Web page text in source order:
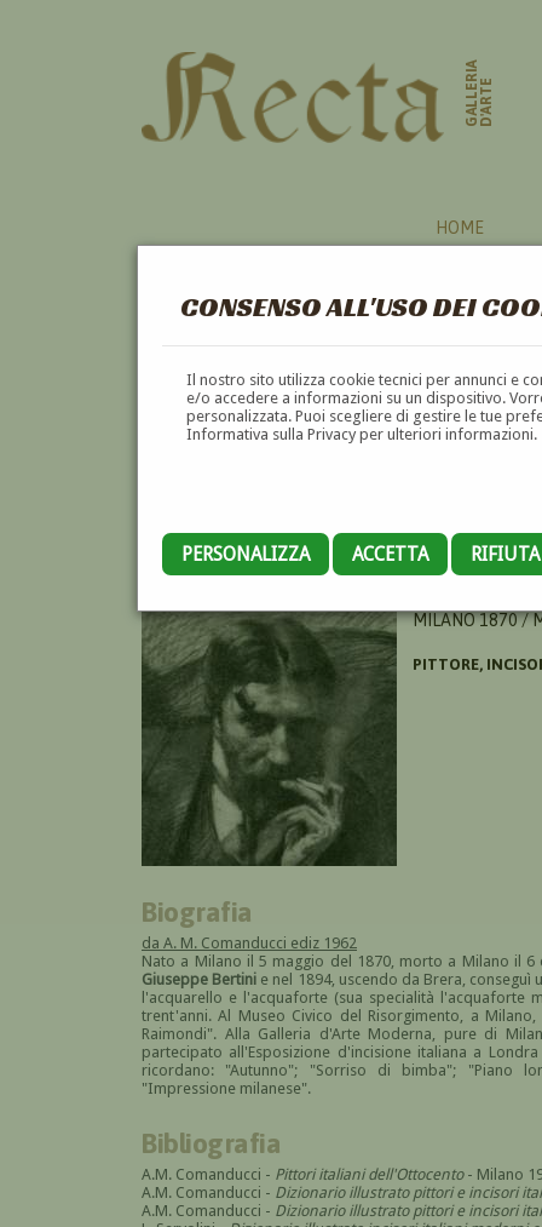
CONSENSO ALL'USO DEI
Il nostro sito utilizza cookie tecnici per annunci e
e/o accedere a informazioni su un dispositivo.
personalizzata. Puoi scegliere di gestire le tue
Informativa sulla Privacy per ulteriori informazioni.
PERSONALIZZA ACCETTA
GALLERIAD'ARTE
HOME
CARLO PAOLO AGAZZI
MILANO 1870 /
PITTORE,
Biografia
da A. M. Comanducci ediz 1962
Nato a Milano il 5 maggio del 1870, morto a Milano il
Giuseppe Bertini e nel 1894, uscendo da Brera,
l'acquarello e l'acquaforte (sua specialità l'acquaforte
trent'anni. Al Museo Civico del Risorgimento, a
Raimondi". Alla Galleria d'Arte Moderna, pure di
partecipato all'Esposizione d'incisione italiana a
ricordano: "Autunno"; "Sorriso di bimba"; "Piano
"Impressione milanese".
Bibliografia
A.M. Comanducci - Pittori italiani dell'Ottocento- Milano
A.M. Comanducci - Dizionario illustrato pittori e incisori
A.M. Comanducci - Dizionario illustrato pittori e incisori